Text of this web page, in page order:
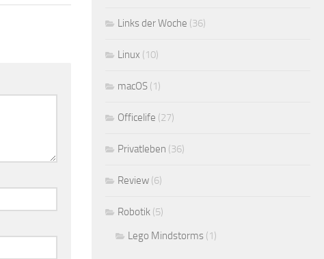
Links der Woche (36)
Linux (10)
macOS (1)
Officelife (27)
Privatleben (36)
Review (6)
Robotik (5)
Lego Mindstorms (1)